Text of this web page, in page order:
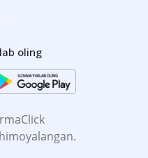
oling